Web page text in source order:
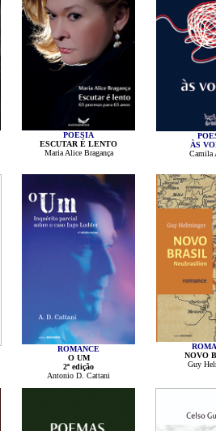
POESIA
ESCUTAR É LENTO
Maria Alice Bragança
ÀS
Camila
ROMANCE
O UM
2ª edição
Antonio D. Cattani
NOVO
Guy